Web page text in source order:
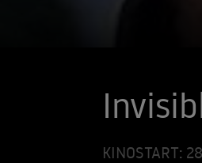
KINOSTART: